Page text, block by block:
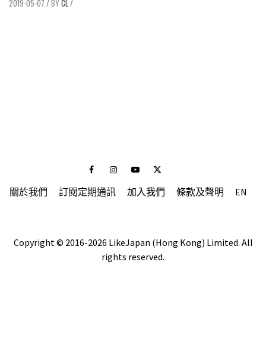
2019-05-07 / CL /
FacebookInstagramYoutubeTwitter
關於我們 訂閱定期通訊 加入我們 條款及聲明 EN
Copyright © 2016-2026 LikeJapan (Hong Kong) Limited. All
rights reserved.